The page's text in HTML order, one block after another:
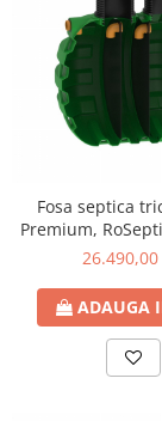
Fosa septica
Premium,
26.490,00
ADAUGA